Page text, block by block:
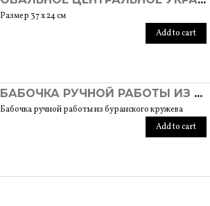
Размер 37 x 24 см
Add to cart
БАБОЧКА РУЧНОЙ РАБОТЫ ИЗ БУРАНСКОГО КРУЖЕВА
Бабочка ручной работы из буранского кружева
Add to cart